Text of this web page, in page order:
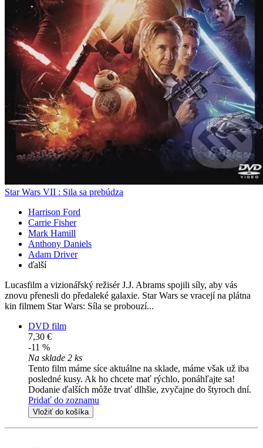
Star Wars VII : Sila sa prebúdza
Harrison Ford
Carrie Fisher
Mark Hamill
Anthony Daniels
Adam Driver
ďalší
Lucasfilm a vizionářský režisér J.J. Abrams spojili síly, aby vás
znovu přenesli do předaleké galaxie. Star Wars se vracejí na plátna
kin filmem Star Wars: Síla se probouzí...
DVD film
7,30 €
-11 %
Na sklade 2 ks
Tento film máme síce aktuálne na sklade, máme však už iba
posledné kusy. Ak ho chcete mať rýchlo, ponáhľajte sa!
Dodanie ďalších môže trvať dlhšie, zvyčajne do štyroch dní.
Pridať do zoznamu
Vložiť do košíka